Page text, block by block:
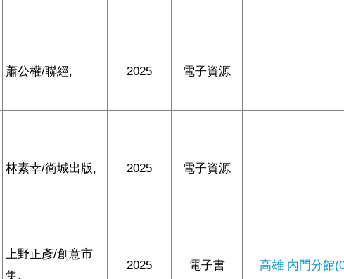
蕭公權/聯經, 2025 電子資源
林素幸/衛城出版, 2025 電子資源
上野正彥/創意市
集,
2025 電子書 高雄 內門分館